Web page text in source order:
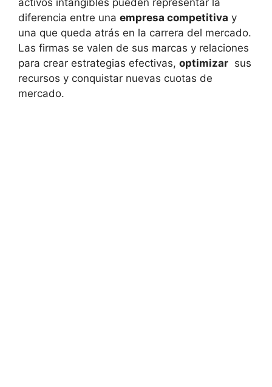
diferencia entre una empresa competitiva y
una⁤ que queda‍ atrás⁢ en la carrera del ​mercado.
Las firmas ⁤se valen de ⁣sus marcas y⁤ relaciones
para‍ crear estrategias efectivas, optimizar ⁤ sus
recursos y conquistar ‍nuevas ​cuotas de
mercado.